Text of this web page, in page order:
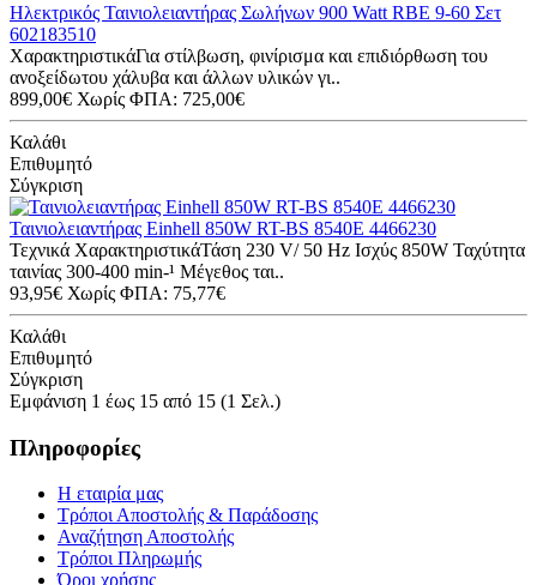
Ηλεκτρικός Ταινιολειαντήρας Σωλήνων 900 Watt RBE 9-60 Σετ
602183510
ΧαρακτηριστικάΓια στίλβωση, φινίρισμα και επιδιόρθωση του
ανοξείδωτου χάλυβα και άλλων υλικών γι..
899,00€ Χωρίς ΦΠΑ: 725,00€
Καλάθι
Επιθυμητό
Σύγκριση
Ταινιολειαντήρας Einhell 850W RT-BS 8540E 4466230
Τεχνικά ΧαρακτηριστικάΤάση 230 V/ 50 Hz Ισχύς 850W Ταχύτητα
ταινίας 300-400 min-¹ Μέγεθος ται..
93,95€ Χωρίς ΦΠΑ: 75,77€
Καλάθι
Επιθυμητό
Σύγκριση
Εμφάνιση 1 έως 15 από 15 (1 Σελ.)
Πληροφορίες
Η εταιρία μας
Τρόποι Αποστολής & Παράδοσης
Αναζήτηση Αποστολής
Τρόποι Πληρωμής
Όροι χρήσης